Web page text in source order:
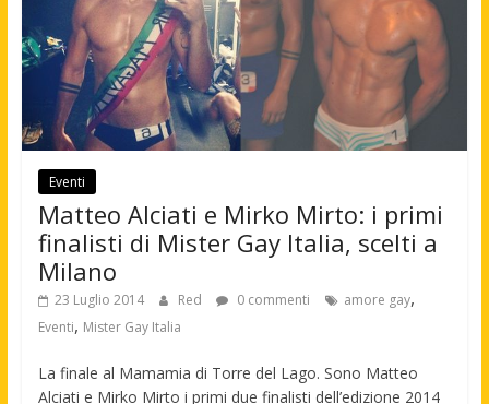
Eventi
Matteo Alciati e Mirko Mirto: i primi
finalisti di Mister Gay Italia, scelti a
Milano
23 Luglio 2014 Red 0 commenti amore gay,
Eventi, Mister Gay Italia
La finale al Mamamia di Torre del Lago. Sono Matteo
Alciati e Mirko Mirto i primi due finalisti dell’edizione 2014